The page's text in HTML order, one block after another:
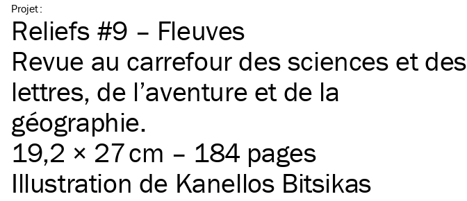
Projet:
Reliefs #9 – Fleuves
Revue au carrefour des sciences et des
lettres, de l’aventure et de la
géographie.
19,2 × 27 cm – 184 pages
Illustration de Kanellos Bitsikas